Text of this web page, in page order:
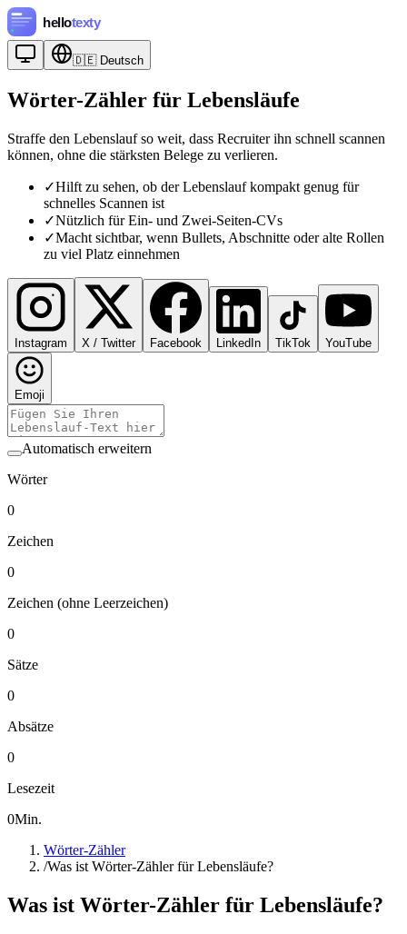
🇩🇪 Deutsch
Wörter-Zähler für Lebensläufe
Straffe den Lebenslauf so weit, dass Recruiter ihn schnell scannen
können, ohne die stärksten Belege zu verlieren.
✓Hilft zu sehen, ob der Lebenslauf kompakt genug für
schnelles Scannen ist
✓Nützlich für Ein- und Zwei-Seiten-CVs
✓Macht sichtbar, wenn Bullets, Abschnitte oder alte Rollen
zu viel Platz einnehmen
Instagram X / Twitter Facebook LinkedIn TikTok YouTube
Emoji
Automatisch erweitern
Wörter
0
Zeichen
0
Zeichen (ohne Leerzeichen)
0
Sätze
0
Absätze
0
Lesezeit
0Min.
Wörter-Zähler
/Was ist Wörter-Zähler für Lebensläufe?
Was ist Wörter-Zähler für Lebensläufe?